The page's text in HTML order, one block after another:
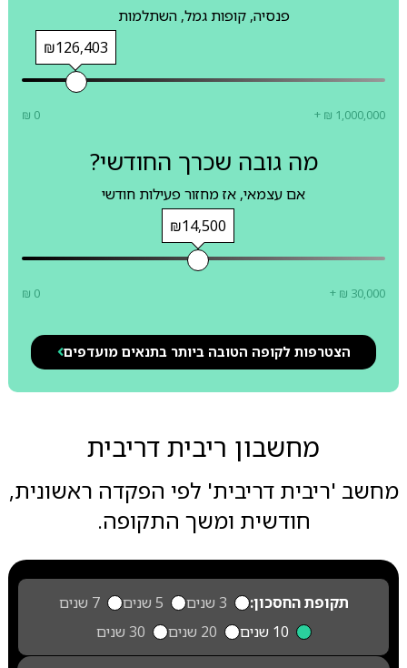
פנסיה, קופות גמל, השתלמות
₪126,403
₪ 0 + ₪ 1,000,000
מה גובה שכרך החודשי?
אם עצמאי, אז מחזור פעילות חודשי
₪14,500
₪ 0 + ₪ 30,000
הצטרפות לקופה הטובה ביותר בתנאים מועדפים
מחשבון ריבית דריבית
מחשב 'ריבית דריבית' לפי הפקדה ראשונית,
חודשית ומשך התקופה.
תקופת החסכון: 3 שנים 5 שנים
7 שנים
10 שנים
20 שנים 30 שנים